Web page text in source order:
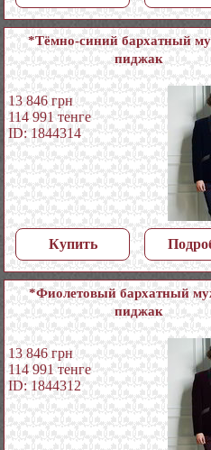
*Тёмно-синий бархатный
пиджак
13 846 грн
114 991 тенге
ID: 1844314
Купить
*Фиолетовый бархатный
пиджак
13 846 грн
114 991 тенге
ID: 1844312